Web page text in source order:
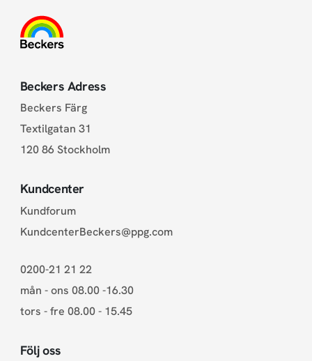
Beckers Adress
Beckers Färg
Textilgatan 31
120 86 Stockholm
Kundcenter
Kundforum
KundcenterBeckers@ppg.com
0200-21 21 22
mån - ons 08.00 -16.30
tors - fre 08.00 - 15.45
Följ oss